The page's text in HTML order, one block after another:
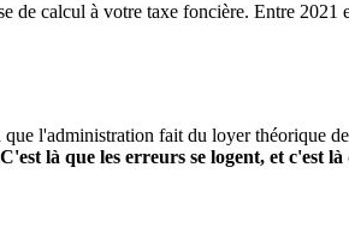
de calcul à votre taxe foncière. Entre
l'administration fait du loyer théorique
C'est là que les erreurs se logent, et c'est